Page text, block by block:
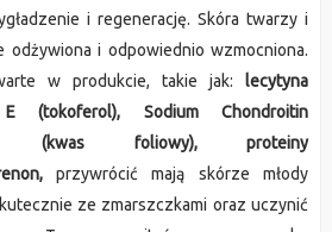
i regenerację. Skóra twarzy i
odżywiona i odpowiednio wzmocniona.
w produkcie, takie jak:
lecytyna
(tokoferol), Sodium Chondroitin
(kwas foliowy), proteiny
przywrócić mają skórze młody
ze zmarszczkami oraz uczynić